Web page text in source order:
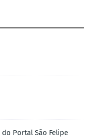
do Portal São Felipe